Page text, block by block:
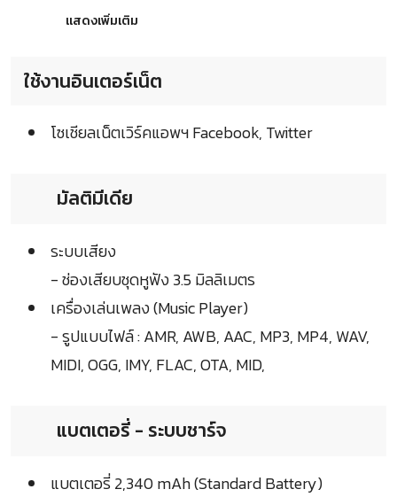
แสดงเพิ่มเติม
ใช้งานอินเตอร์เน็ต
โซเชียลเน็ตเวิร์คแอพฯ Facebook, Twitter
มัลติมีเดีย
ระบบเสียง
- ช่องเสียบชุดหูฟัง 3.5 มิลลิเมตร
เครื่องเล่นเพลง (Music Player)
- รูปแบบไฟล์ : AMR, AWB, AAC, MP3, MP4, WAV,
MIDI, OGG, IMY, FLAC, OTA, MID,
แบตเตอรี่ - ระบบชาร์จ
แบตเตอรี่ 2,340 mAh (Standard Battery)